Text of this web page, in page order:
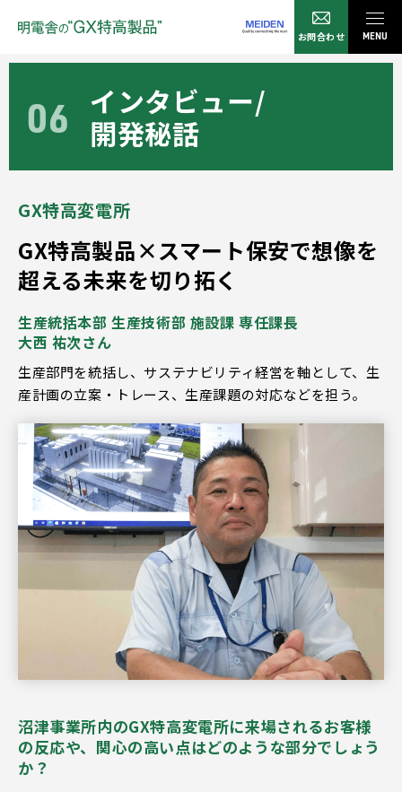
お問合わせ MENU
06 インタビュー/
開発秘話
GX特高変電所
GX特高製品×スマート保安で想像を
超える未来を切り拓く
生産統括本部 生産技術部 施設課 専任課長
大西 祐次さん
生産部門を統括し、サステナビリティ経営を軸として、生
産計画の立案・トレース、生産課題の対応などを担う。
沼津事業所内のGX特高変電所に来場されるお客様
の反応や、関心の高い点はどのような部分でしょう
か？